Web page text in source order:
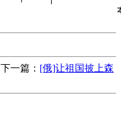
下一篇： [俄]让祖国披上森